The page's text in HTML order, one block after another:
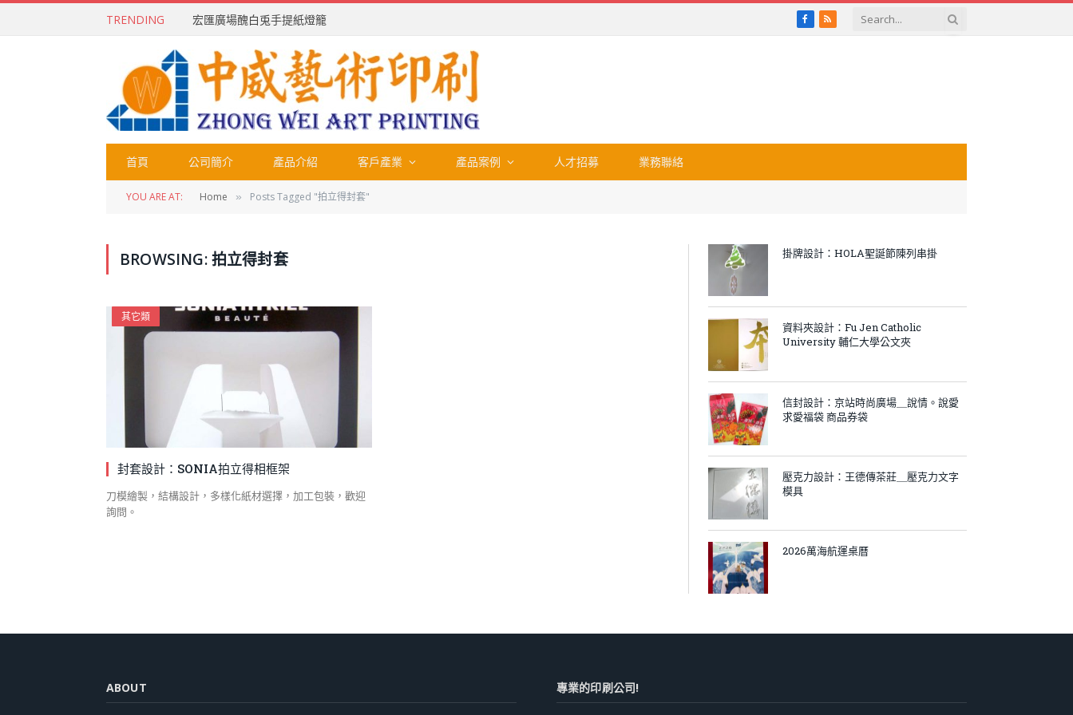
TRENDING 宏匯廣場醜白兎手提紙燈籠 Facebook
RSS
首頁 公司簡介 產品介紹 客戶產業 產品案例 人才招募 業務聯絡
YOU ARE AT: Home » Posts Tagged "拍立得封套"
BROWSING:拍立得封套
其它類
封套設計：SONIA拍立得相框架
刀模繪製，結構設計，多樣化紙材選擇，加工包裝，歡迎
詢問。
掛牌設計：HOLA聖誕節陳列串掛
資料夾設計：Fu Jen Catholic
University 輔仁大學公文夾
信封設計：京站時尚廣場＿說情。說愛
求愛福袋 商品券袋
壓克力設計：王德傳茶莊＿壓克力文字
模具
2026萬海航運桌曆
ABOUT 專業的印刷公司!